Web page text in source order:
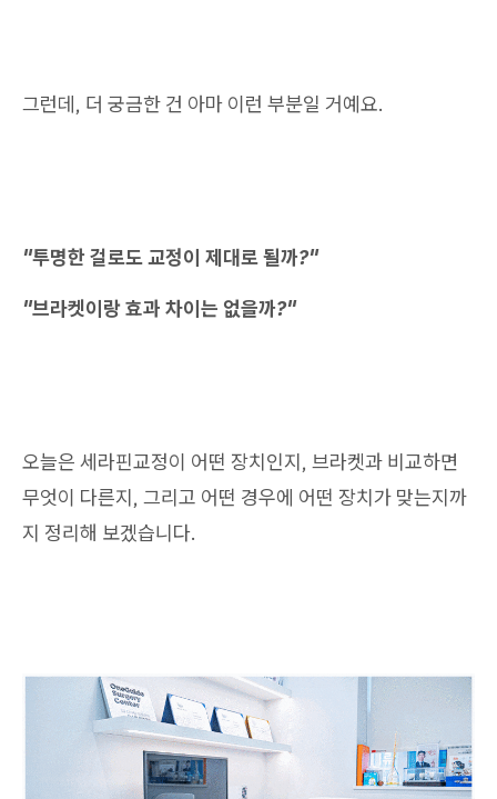
그런데, 더 궁금한 건 아마 이런 부분일 거예요.
"투명한 걸로도 교정이 제대로 될까?"
"브라켓이랑 효과 차이는 없을까?"
오늘은 세라핀교정이 어떤 장치인지, 브라켓과 비교하면
무엇이 다른지, 그리고 어떤 경우에 어떤 장치가 맞는지까
지 정리해 보겠습니다.